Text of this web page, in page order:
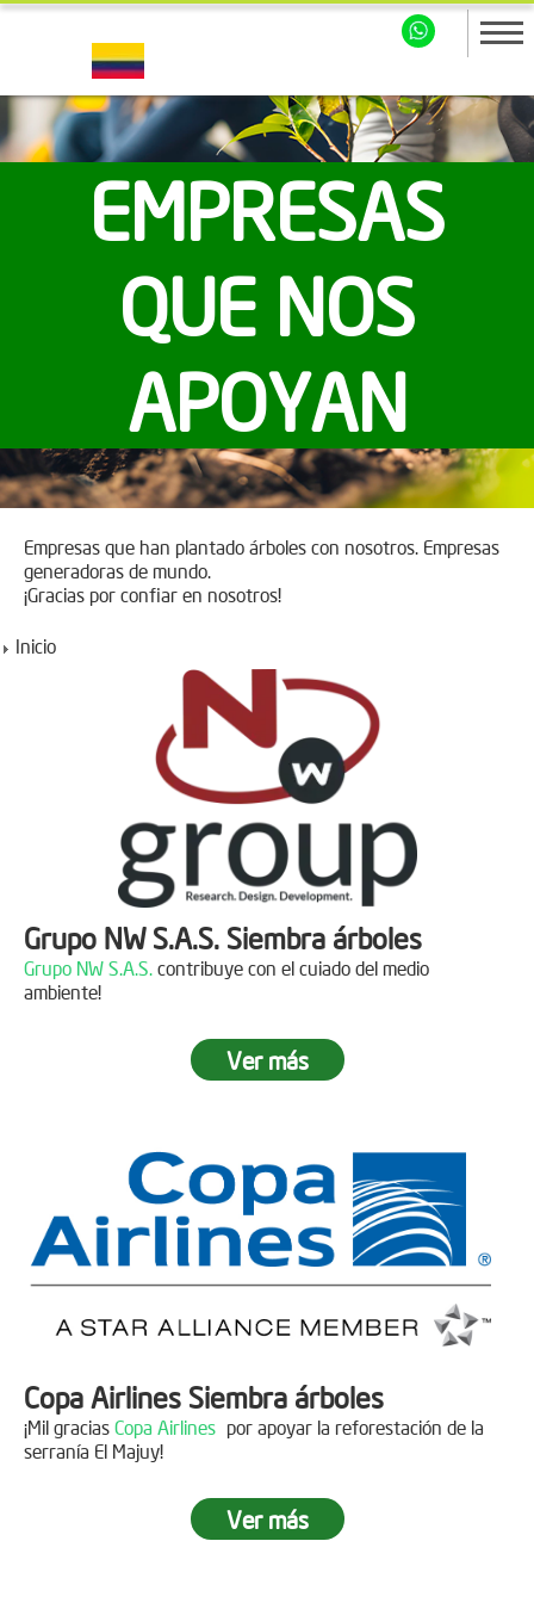
EMPRESAS
QUE NOS
APOYAN
Empresas que han plantado árboles con nosotros. Empresas
generadoras de mundo.
¡Gracias por confiar en nosotros!
Inicio
Grupo NW S.A.S. Siembra árboles
Grupo NW S.A.S. contribuye con el cuiado del medio
ambiente!
Jornada de reforestación
15 personas
Ver más
Copa Airlines Siembra árboles
¡Mil gracias Copa Airlines por apoyar la reforestación de la
serranía El Majuy!
Siembra en el Páramo Aguas Vivas
Ver más